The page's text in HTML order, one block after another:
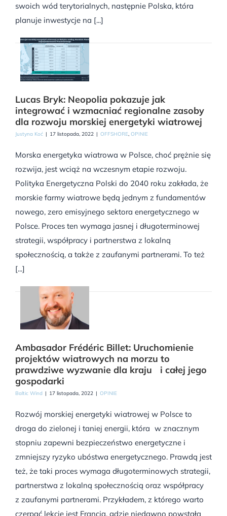
swoich wód terytorialnych, następnie Polska, która
planuje inwestycje na [...]
Lucas Bryk: Neopolia pokazuje jak
integrować i wzmacniać regionalne zasoby
dla rozwoju morskiej energetyki wiatrowej
Justyna Koć | 17 listopada, 2022 | OFFSHORE, OPINIE
Morska energetyka wiatrowa w Polsce, choć prężnie się
rozwija, jest wciąż na wczesnym etapie rozwoju.
Polityka Energetyczna Polski do 2040 roku zakłada, że
morskie farmy wiatrowe będą jednym z fundamentów
nowego, zero emisyjnego sektora energetycznego w
Polsce. Proces ten wymaga jasnej i długoterminowej
strategii, współpracy i partnerstwa z lokalną
społecznością, a także z zaufanymi partnerami. To też
[...]
Ambasador Frédéric Billet: Uruchomienie
projektów wiatrowych na morzu to
prawdziwe wyzwanie dla kraju i całej jego
gospodarki
Baltic Wind | 17 listopada, 2022 | OPINIE
Rozwój morskiej energetyki wiatrowej w Polsce to
droga do zielonej i taniej energii, która w znacznym
stopniu zapewni bezpieczeństwo energetyczne i
zmniejszy ryzyko ubóstwa energetycznego. Prawdą jest
też, że taki proces wymaga długoterminowych strategii,
partnerstwa z lokalną społecznością oraz współpracy
z zaufanymi partnerami. Przykładem, z którego warto
czerpać lekcje jest Francja, gdzie niedawno powstała